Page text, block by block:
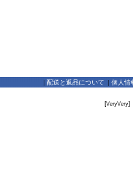
| 配送と返品について | 個人情
[VeryVery]